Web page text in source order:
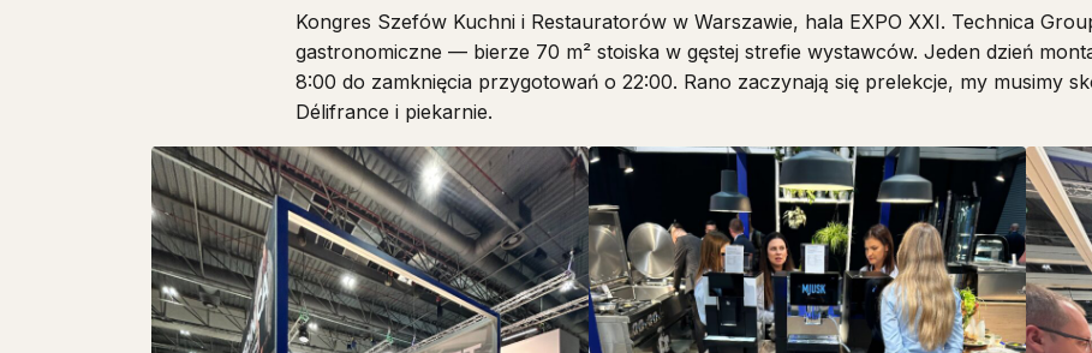
Kongres Szefów Kuchni i Restauratorów w Warszawie, hala EXPO XXI. Technica
gastronomiczne — bierze 70 m² stoiska w gęstej strefie wystawców. Jeden dzień
8:00 do zamknięcia przygotowań o 22:00. Rano zaczynają się prelekcje, my musimy
Délifrance i piekarnie.